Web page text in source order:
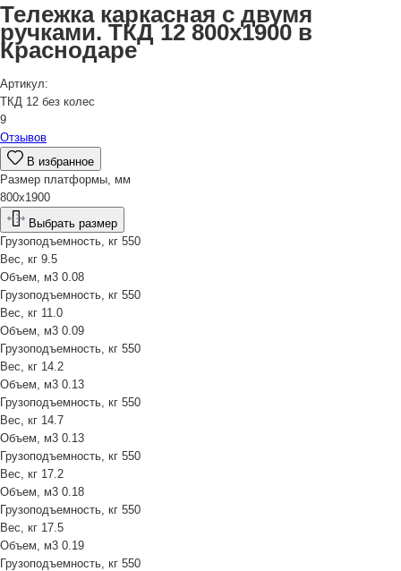
Тележка каркасная с двумя
ручками. ТКД 12 800х1900 в
Краснодаре
Артикул:
ТКД 12 без колес
9
Отзывов
В избранное
Размер платформы, мм
800х1900
Выбрать размер
Грузоподъемность, кг 550
Вес, кг 9.5
Объем, м3 0.08
Грузоподъемность, кг 550
Вес, кг 11.0
Объем, м3 0.09
Грузоподъемность, кг 550
Вес, кг 14.2
Объем, м3 0.13
Грузоподъемность, кг 550
Вес, кг 14.7
Объем, м3 0.13
Грузоподъемность, кг 550
Вес, кг 17.2
Объем, м3 0.18
Грузоподъемность, кг 550
Вес, кг 17.5
Объем, м3 0.19
Грузоподъемность, кг 550